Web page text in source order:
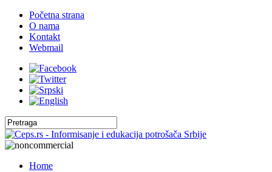
Početna strana
O nama
Kontakt
Webmail
Home